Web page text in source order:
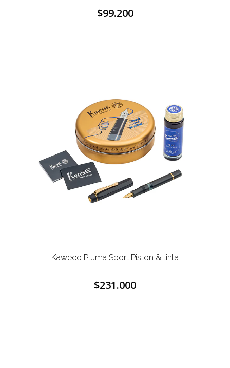
$99.200
Kaweco Pluma Sport Piston & tinta
$231.000